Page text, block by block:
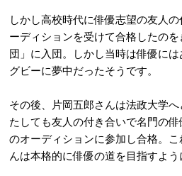
しかし高校時代に俳優志望の友人
ーディションを受けて合格したの
団」に入団。しかし当時は俳優に
グビーに夢中だったそうです。
その後、片岡五郎さんは法政大学
たしても友人の付き合いで名門の
のオーディションに参加し合格。
んは本格的に俳優の道を目指すよう